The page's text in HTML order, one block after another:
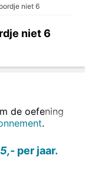
niet 6
niet 6
de oefening
.
per jaar.